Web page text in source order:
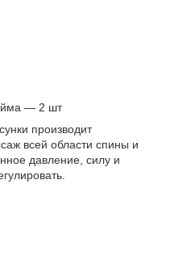
— 2 шт
производит
всей области спины и
давление, силу и